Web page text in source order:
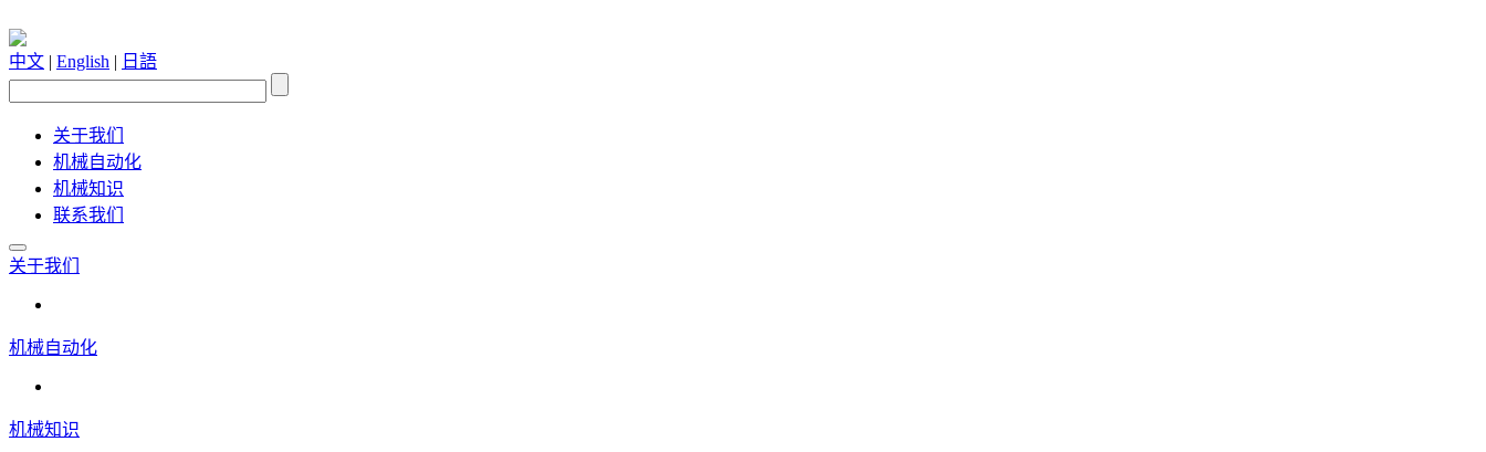
中文 | English | 日語
关于我们
机械自动化
机械知识
联系我们
关于我们
机械自动化
机械知识